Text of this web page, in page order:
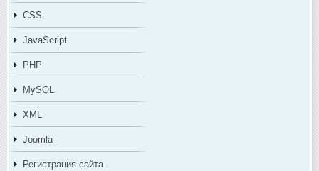
CSS
JavaScript
PHP
MySQL
XML
Joomla
Регистрация сайта